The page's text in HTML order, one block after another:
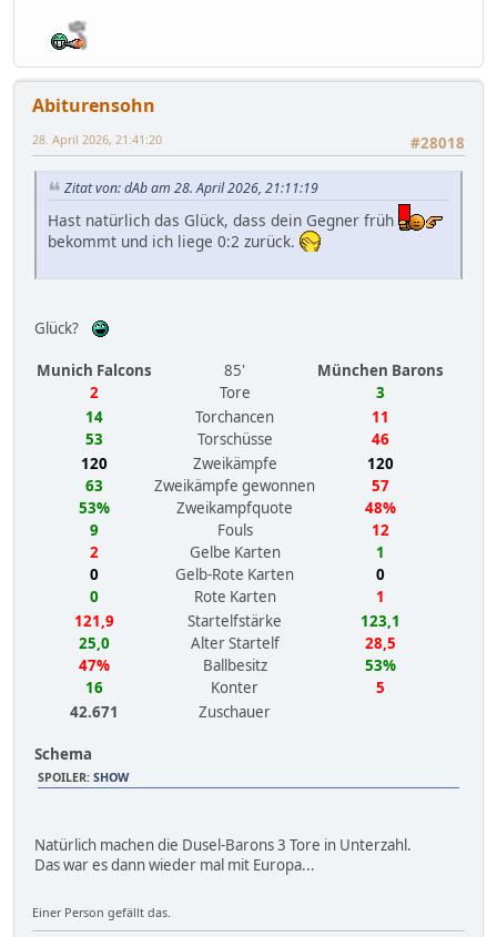
Abiturensohn
#28018
28. April 2026, 21:41:20
Zitat von: dAb am 28. April 2026, 21:11:19
Hast natürlich das Glück, dass dein Gegner früh
bekommt und ich liege 0:2 zurück.
Glück?
Munich Falcons 85'
München Barons
2
Tore
3
14
Torchancen
11
53
Torschüsse
46
120
Zweikämpfe
120
63
Zweikämpfe gewonnen
57
53%
Zweikampfquote
48%
9
Fouls
12
2
Gelbe Karten
1
0
Gelb-Rote Karten
0
0
Rote Karten
1
121,9
Startelfstärke
123,1
25,0
Alter Startelf
28,5
47%
Ballbesitz
53%
16
Konter
5
42.671
Zuschauer
Schema
SPOILER: SHOW
Natürlich machen die Dusel-Barons 3 Tore in Unterzahl.
Das war es dann wieder mal mit Europa...
Einer Person gefällt das.